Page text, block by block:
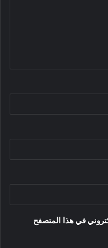
في هذا المتصفح